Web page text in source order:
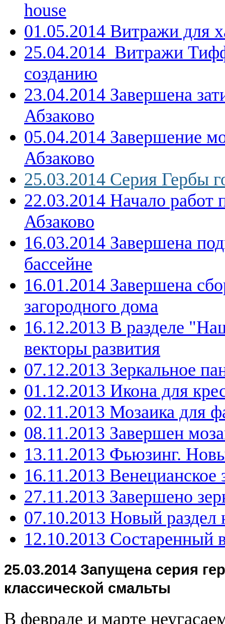
house
01.05.2014 Витражи для
25.04.2014 Витражи
созданию
23.04.2014 Завершена
Абзаково
05.04.2014 Завершение
Абзаково
25.03.2014 Серия Гербы
22.03.2014 Начало работ
Абзаково
16.03.2014 Завершена
бассейне
16.01.2014 Завершена
загородного дома
16.12.2013 В разделе
векторы развития
07.12.2013 Зеркальное
01.12.2013 Икона для
02.11.2013 Мозаика для
08.11.2013 Завершен
13.11.2013 Фьюзинг.
16.11.2013 Венецианское
27.11.2013 Завершено
07.10.2013 Новый раздел
12.10.2013 Состаренный
25.03.2014 Запущена серия
классической смальты
В феврале и марте